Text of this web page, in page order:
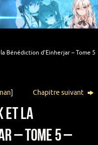
Bénédiction d’Einherjar – Tome 5
] Chapitre suivant
et la
– Tome 5 –